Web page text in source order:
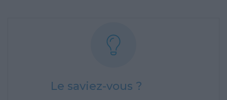
Le saviez-vous ?